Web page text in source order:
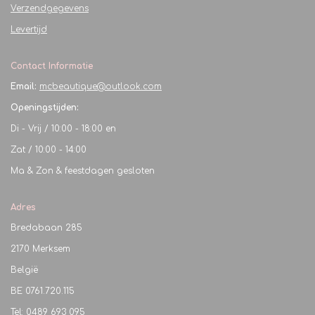
Verzendgegevens
Levertijd
Contact Informatie
Email: mcbeautique@outlook.com
Openingstijden:
Di - Vrij / 10:00 - 18:00 en
Zat / 10:00 - 14:00
Ma & Zon & feestdagen gesloten
Adres
Bredabaan 285
2170 Merksem
België
BE 0761.720.115
Tel: 0489 693 095